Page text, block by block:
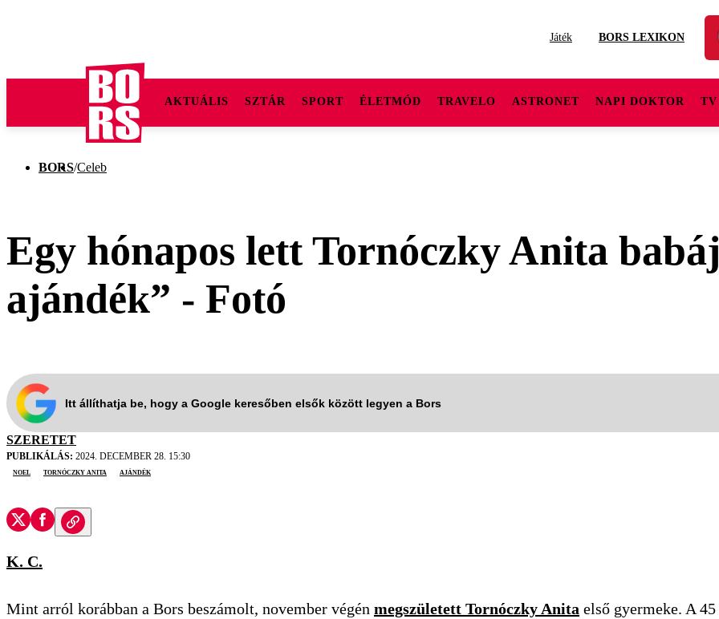
Játék BORS LEXIKON
AKTUÁLIS SZTÁR SPORT ÉLETMÓD TRAVELO ASTRONET NAPI DOKTOR TV
BORS/Celeb
Egy hónapos lett Tornóczky Anita
ajándék” - Fotó
Itt állíthatja be, hogy a Google keresőben elsők között legyen a Bors
SZERETET
PUBLIKÁLÁS: 2024. DECEMBER 28. 15:30
Noel
Tornóczky Anita ajándék
K. C.
Mint arról korábban a Bors beszámolt, november végén megszületett Tornóczky Anita első gyermeke. A